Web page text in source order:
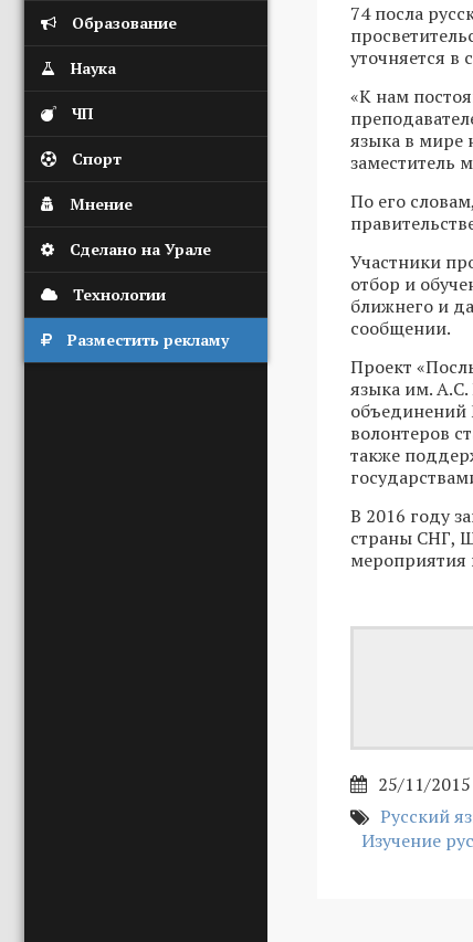
Образование
Наука
ЧП
Спорт
Мнение
Сделано на Урале
Технологии
Разместить рекламу
74 посла
уточняется в
«К нам
языка в мире
заместитель
По его
Участники
отбор и
ближнего и
сообщении.
Проект
языка им.
объединений
волонтеров
также
В 2016 году
страны СНГ,
мероприятия
25/11/
Русский
Изучение